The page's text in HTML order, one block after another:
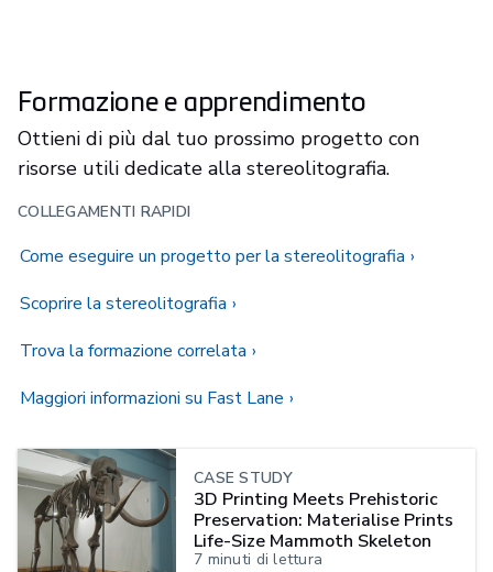
Formazione e apprendimento
Ottieni di più dal tuo prossimo progetto con
risorse utili dedicate alla stereolitografia.
COLLEGAMENTI RAPIDI
Come eseguire un progetto per la stereolitografia
Scoprire la stereolitografia
Trova la formazione correlata
Maggiori informazioni su Fast Lane
CASE STUDY
3D Printing Meets Prehistoric
Preservation: Materialise Prints
Life-Size Mammoth Skeleton
7 minuti di lettura